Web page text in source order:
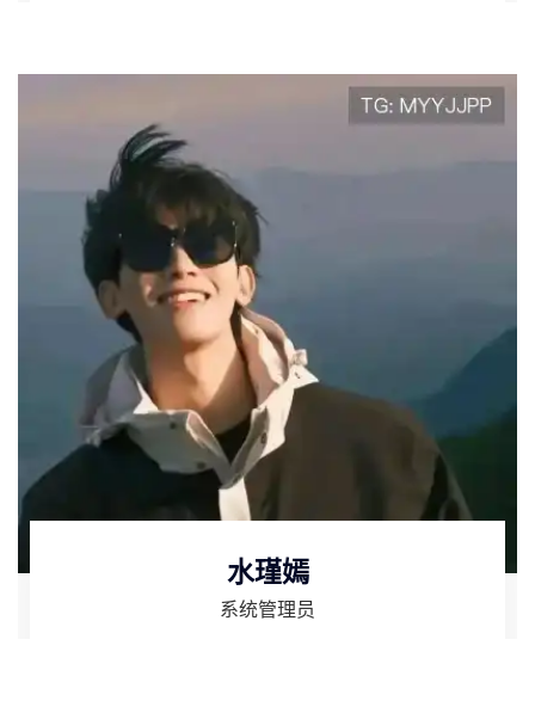
水瑾嫣
系统管理员